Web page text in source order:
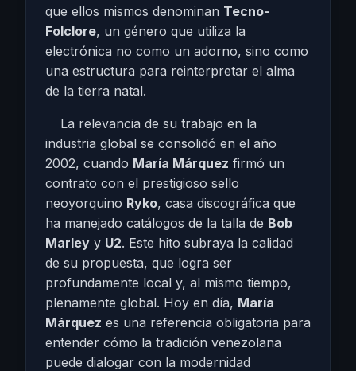
que ellos mismos denominan Tecno-
Folclore, un género que utiliza la
electrónica no como un adorno, sino como
una estructura para reinterpretar el alma
de la tierra natal.
La relevancia de su trabajo en la
industria global se consolidó en el año
2002, cuando María Márquez firmó un
contrato con el prestigioso sello
neoyorquino Ryko, casa discográfica que
ha manejado catálogos de la talla de Bob
Marley y U2. Este hito subraya la calidad
de su propuesta, que logra ser
profundamente local y, al mismo tiempo,
plenamente global. Hoy en día, María
Márquez es una referencia obligatoria para
entender cómo la tradición venezolana
puede dialogar con la modernidad